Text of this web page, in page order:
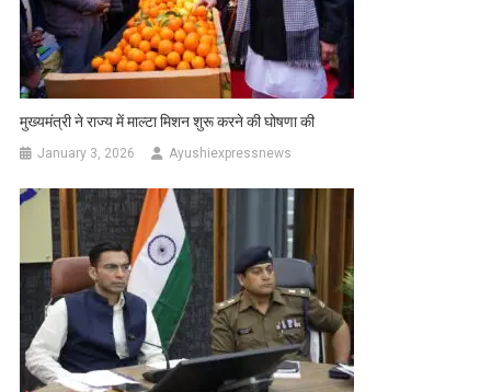
मुख्यमंत्री ने राज्य में माल्टा मिशन शुरू करने की घोषणा की
January 3, 2026 Ayushiexpressnews